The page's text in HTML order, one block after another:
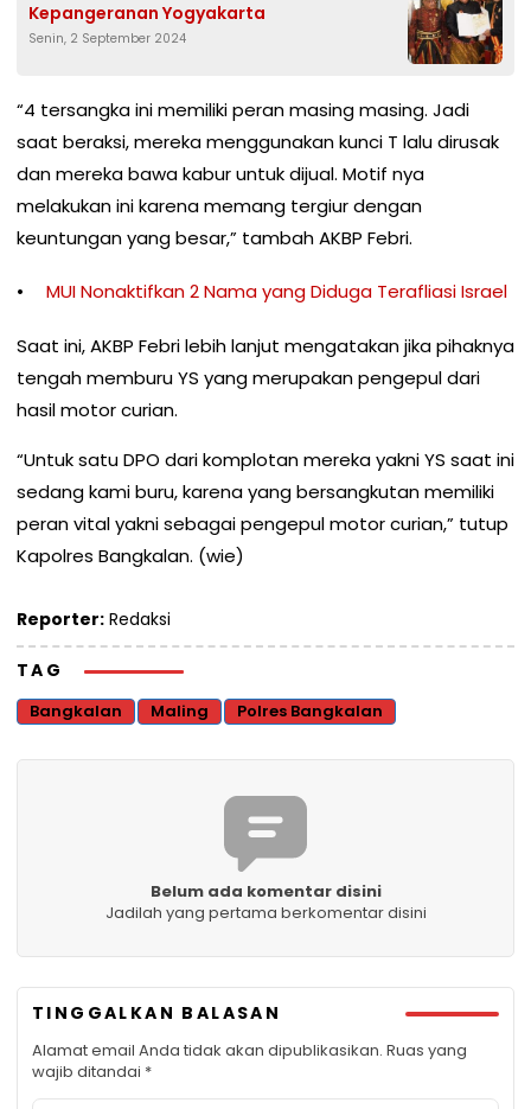
Kepangeranan Yogyakarta
Senin, 2 September 2024
“4 tersangka ini memiliki peran masing masing. Jadi
saat beraksi, mereka menggunakan kunci T lalu dirusak
dan mereka bawa kabur untuk dijual. Motif nya
melakukan ini karena memang tergiur dengan
keuntungan yang besar,” tambah AKBP Febri.
MUI Nonaktifkan 2 Nama yang Diduga Terafliasi Israel
Saat ini, AKBP Febri lebih lanjut mengatakan jika pihaknya
tengah memburu YS yang merupakan pengepul dari
hasil motor curian.
“Untuk satu DPO dari komplotan mereka yakni YS saat ini
sedang kami buru, karena yang bersangkutan memiliki
peran vital yakni sebagai pengepul motor curian,” tutup
Kapolres Bangkalan. (wie)
Reporter: Redaksi
TAG
Bangkalan Maling Polres Bangkalan
Belum ada komentar disini
Jadilah yang pertama berkomentar disini
TINGGALKAN BALASAN
Alamat email Anda tidak akan dipublikasikan. Ruas yang
wajib ditandai *